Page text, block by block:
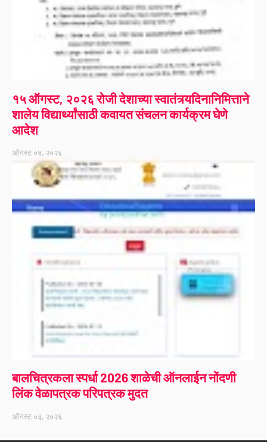
१५ ऑगस्ट, २०२६ रोजी देशाच्या स्वातंत्र्यदिनानिमित्ताने
शालेय विद्यार्थ्यांसाठी कवायत संचलन कार्यक्रम घेणे
आदेश
ऑगस्ट ०४, २०२६
बालचित्रकला स्पर्धा 2026 शाळेची ऑनलाईन नोंदणी
लिंक वेळापत्रक परिपत्रक मुदत
ऑगस्ट ०३, २०२६